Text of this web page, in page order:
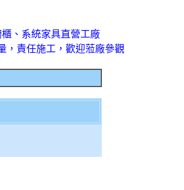
、系統家具直營工廠
，責任施工，歡迎蒞廠參觀